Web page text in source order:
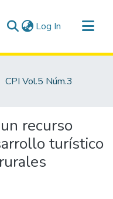
Log In (current)
CPI Vol.5 Núm.3
recurso
turístico